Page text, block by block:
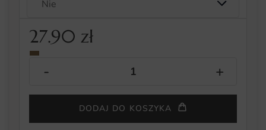
27.90 zł
DODAJ DO KOSZYKA